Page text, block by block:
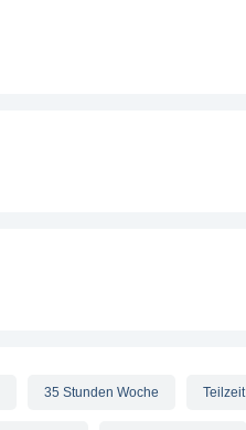
35 Stunden Woche Teilzeit